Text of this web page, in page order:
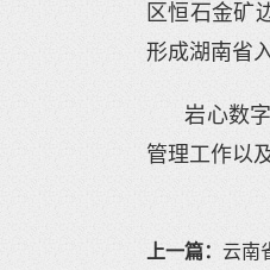
区恒石金矿
形成湖南省
岩心数
管理工作以
上一篇：云南